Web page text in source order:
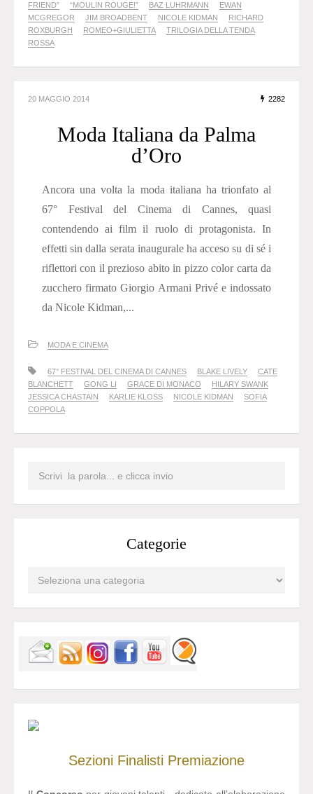
FRIEND”
“MOULIN ROUGE!” BAZ LUHRMANN
EWAN
MCGREGOR
JIM BROADBENT NICOLE KIDMAN
RICHARD
ROXBURGH
ROMEO+GIULIETTA
TRILOGIA DELLA TENDA
ROSSA
20 MAGGIO 2014 2282
Moda Italiana da Palma
d’Oro
Ancora una volta la moda italiana ha trionfato al
67° Festival del Cinema di Cannes, quasi
contendendo ai film il ruolo di protagonista. In
effetti sin dalla serata inaugurale ha acceso su di sé i
riflettori con il prezioso abito in pizzo color carta da
zucchero firmato Giorgio Armani Privé e indossato
da Nicole Kidman,...
MODA E CINEMA
67° FESTIVAL DEL CINEMA DI CANNES BLAKE LIVELY
CATE
BLANCHETT
GONG LI GRACE DI MONACO
HILARY SWANK
JESSICA CHASTAIN
KARLIE KLOSS NICOLE KIDMAN
SOFIA
COPPOLA
Categorie
Sezioni Finalisti Premiazione